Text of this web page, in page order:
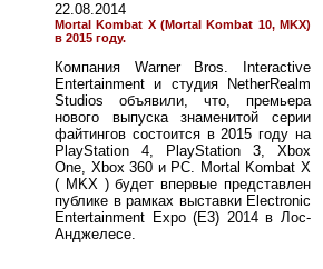
22.08.2014
Mortal Kombat X (Mortal Kombat 10, MKX)
в 2015 году.
Компания Warner Bros. Interactive
Entertainment и студия NetherRealm
Studios объявили, что, премьера
нового выпуска знаменитой серии
файтингов состоится в 2015 году на
PlayStation 4, PlayStation 3, Xbox
One, Xbox 360 и PC. Mortal Kombat X
( MKX ) будет впервые представлен
публике в рамках выставки Electronic
Entertainment Expo (E3) 2014 в Лос-
Анджелесе.